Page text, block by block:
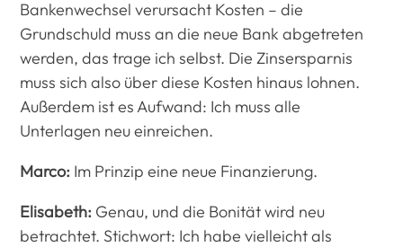
Bankenwechsel verursacht Kosten – die
Grundschuld muss an die neue Bank abgetreten
werden, das trage ich selbst. Die Zinsersparnis
muss sich also über diese Kosten hinaus lohnen.
Außerdem ist es Aufwand: Ich muss alle
Unterlagen neu einreichen.
Marco: Im Prinzip eine neue Finanzierung.
Elisabeth: Genau, und die Bonität wird neu
betrachtet. Stichwort: Ich habe vielleicht als